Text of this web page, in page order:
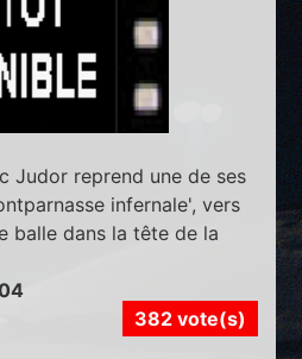
Judor reprend une de ses
infernale', vers
balle dans la tête de la
382 vote(s)